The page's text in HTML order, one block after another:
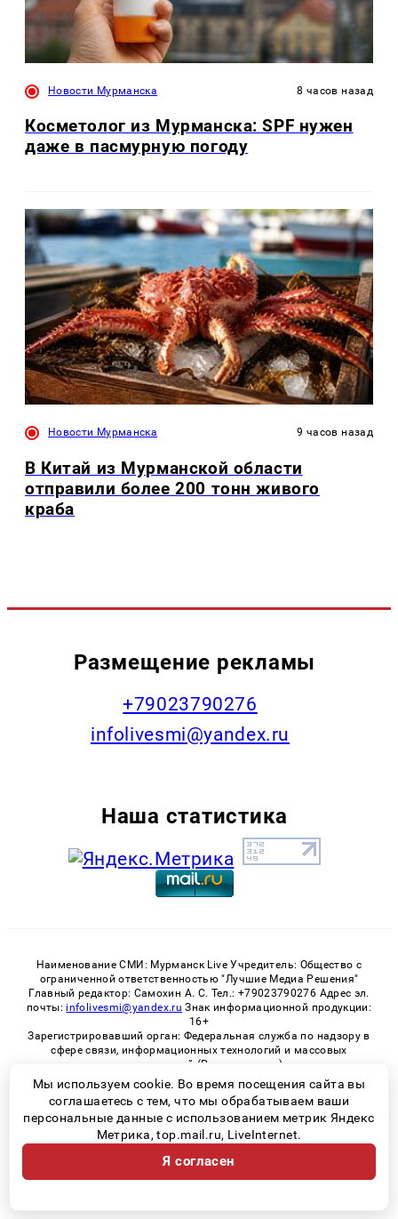
Новости Мурманска 8 часов назад
Косметолог из Мурманска: SPF нужен
даже в пасмурную погоду
Новости Мурманска 9 часов назад
В Китай из Мурманской области
отправили более 200 тонн живого
краба
Размещение рекламы
+79023790276
infolivesmi@yandex.ru
Наша статистика
Наименование СМИ: Мурманск Live Учредитель: Общество с
ограниченной ответственностью "Лучшие Медиа Решения"
Главный редактор: Самохин А. С. Тел.: +79023790276 Адрес эл.
почты: infolivesmi@yandex.ru Знак информационной продукции:
16+
Зарегистрировавший орган: Федеральная служба по надзору в
сфере связи, информационных технологий и массовых
коммуникаций (Роскомнадзор)
Регистрационный номер СМИ ЭЛ № ФС 77 - 82534 от 21.01.2022
© 2026 «Murmansk-live» | Все права защищены
Возрастная категория сайта 16+
Политика конфиденциальности
Мы используем cookie. Во время посещения сайта вы
соглашаетесь с тем, что мы обрабатываем ваши
персональные данные с использованием метрик Яндекс
Метрика, top.mail.ru, LiveInternet.
Я согласен